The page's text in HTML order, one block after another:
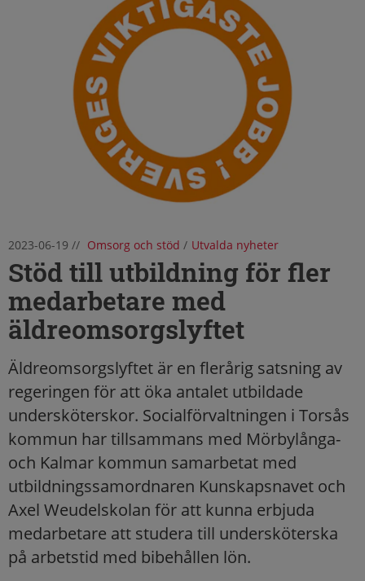
2023-06-19 // Omsorg och stöd / Utvalda nyheter
Stöd till utbildning för fler
medarbetare med
äldreomsorgslyftet
Äldreomsorgslyftet är en flerårig satsning av
regeringen för att öka antalet utbildade
undersköterskor. Socialförvaltningen i Torsås
kommun har tillsammans med Mörbylånga-
och Kalmar kommun samarbetat med
utbildningssamordnaren Kunskapsnavet och
Axel Weudelskolan för att kunna erbjuda
medarbetare att studera till undersköterska
på arbetstid med bibehållen lön.